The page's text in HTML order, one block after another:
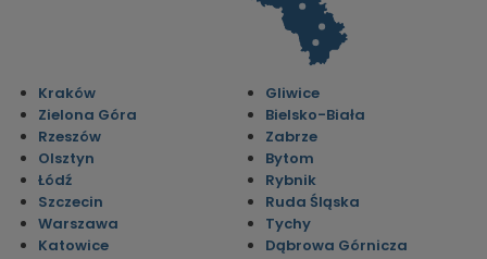
Kraków
Zielona Góra
Rzeszów
Olsztyn
Łódź
Szczecin
Warszawa
Katowice
Gliwice
Bielsko-Biała
Zabrze
Bytom
Rybnik
Ruda Śląska
Tychy
Dąbrowa Górnicza